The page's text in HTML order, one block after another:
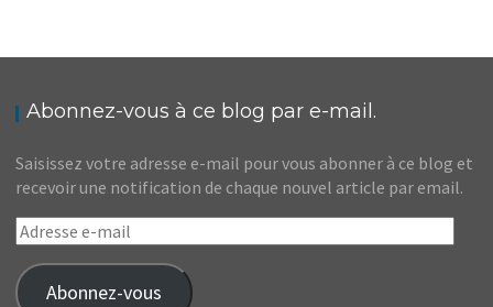
Abonnez-vous à ce blog par e-mail.
Saisissez votre adresse e-mail pour vous abonner à ce blog et
recevoir une notification de chaque nouvel article par email.
Adresse
e-
mail
Abonnez-vous